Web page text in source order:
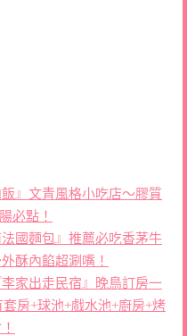
』文青風格小吃店～膠質
必點！
國麵包』推薦必吃香茅牛
酥內餡超涮嘴！
家出走民宿』晚鳥訂房一
房+球池+戲水池+廚房+烤